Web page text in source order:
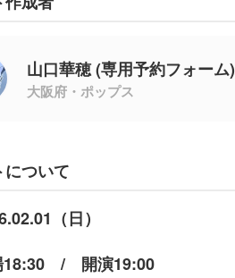
山口華穂 (専用予約フォーム)
大阪府・ポップス
について
（日）
18:30 / 開演19:00